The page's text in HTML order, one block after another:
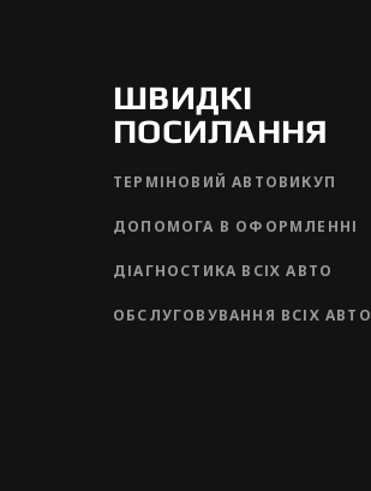
ШВИДКІ
ПОСИЛАННЯ
ТЕРМІНОВИЙ АВТОВИКУП
ДОПОМОГА В ОФОРМЛЕННІ
ДІАГНОСТИКА ВСІХ АВТО
ОБСЛУГОВУВАННЯ ВСІХ АВТО